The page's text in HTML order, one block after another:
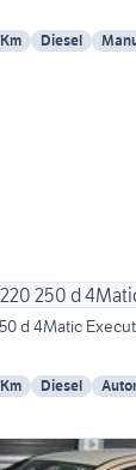
Diesel
d 4Matic
Diesel